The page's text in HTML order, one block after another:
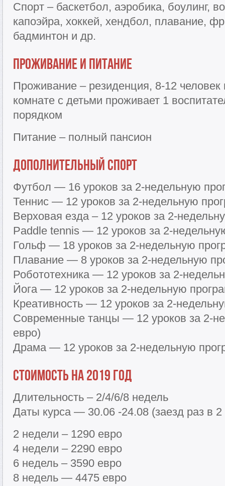
Спорт – баскетбол, аэробика, боулинг,
капоэйра, хоккей, хендбол, плавание,
бадминтон и др.
Проживание и питание
Проживание – резиденция, 8-12 человек
комнате с детьми проживает 1
порядком
Питание – полный пансион
Дополнительный спорт
Футбол — 16 уроков за 2-недельную
Теннис — 12 уроков за 2-недельную
Верховая езда – 12 уроков за 2-
Paddle tennis — 12 уроков за 2-
Гольф — 18 уроков за 2-недельную
Плавание — 8 уроков за 2-недельную
Робототехника — 12 уроков за 2-
Йога — 12 уроков за 2-недельную
Креативность — 12 уроков за 2-
Современные танцы — 12 уроков за 2-
евро)
Драма — 12 уроков за 2-недельную
Стоимость на 2019 год
Длительность – 2/4/6/8 недель
Даты курса — 30.06 -24.08 (заезд раз в 2
2 недели – 1290 евро
4 недели – 2290 евро
6 недель – 3590 евро
8 недель — 4475 евро